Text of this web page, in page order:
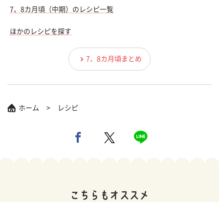
7、8カ月頃（中期）のレシピ一覧
ほかのレシピを探す
7、8カ月頃まとめ
ホーム レシピ